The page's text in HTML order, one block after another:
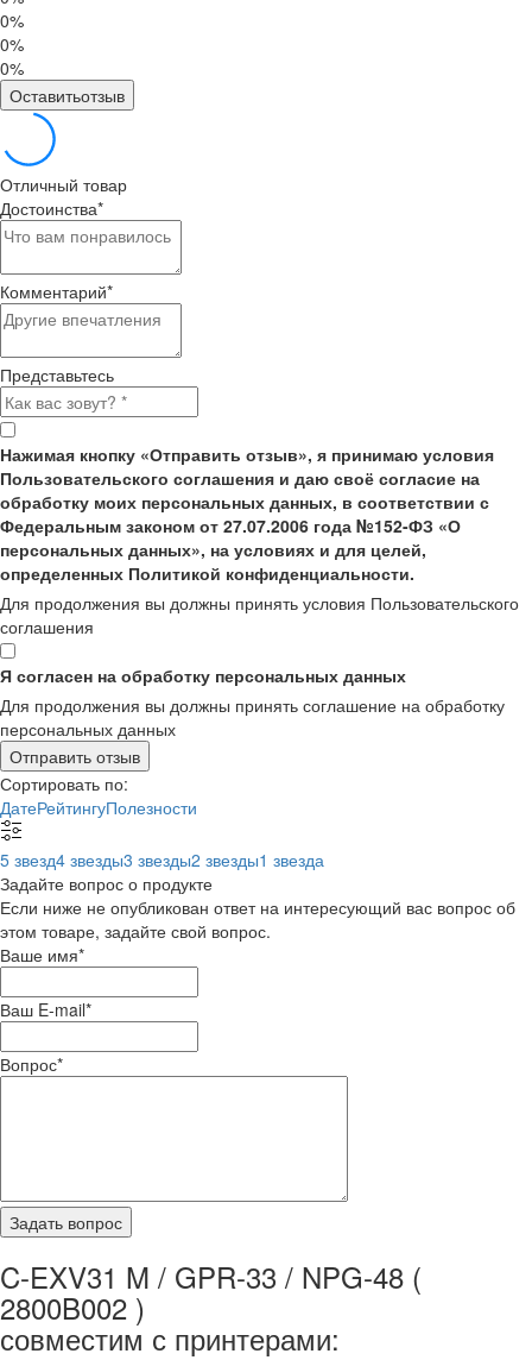
0%
0%
0%
Оставитьотзыв
Отличный товар
Достоинства*
Комментарий*
Представьтесь
Нажимая кнопку «Отправить отзыв», я принимаю условия
Пользовательского соглашения и даю своё согласие на
обработку моих персональных данных, в соответствии с
Федеральным законом от 27.07.2006 года №152-ФЗ «О
персональных данных», на условиях и для целей,
определенных Политикой конфиденциальности.
Для продолжения вы должны принять условия Пользовательского
соглашения
Я согласен на обработку персональных данных
Для продолжения вы должны принять соглашение на обработку
персональных данных
Отправить отзыв
Сортировать по:
ДатеРейтингуПолезности
5 звезд4 звезды3 звезды2 звезды1 звезда
Задайте вопрос о продукте
Если ниже не опубликован ответ на интересующий вас вопрос об
этом товаре, задайте свой вопрос.
Ваше имя*
Ваш E-mail*
Вопрос*
C-EXV31 M / GPR-33 / NPG-48 (
2800B002 )
совместим с принтерами: